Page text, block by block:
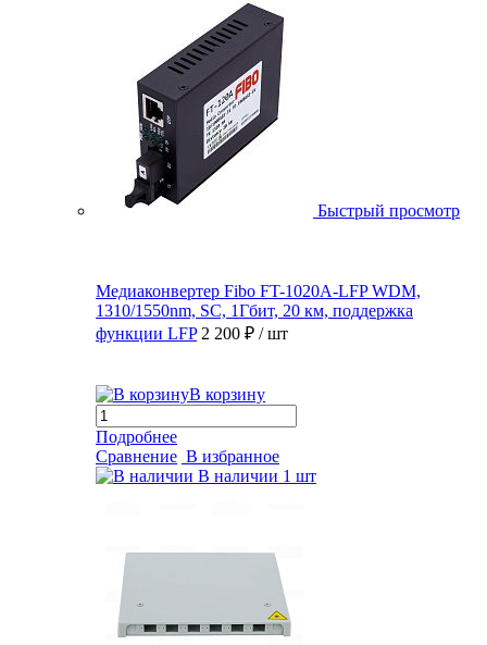
Быстрый просмотр
Медиаконвертер Fibo FT-1020A-LFP WDM,
1310/1550nm, SC, 1Гбит, 20 км, поддержка
функции LFP 2 200 ₽ / шт
В корзину
Подробнее
Сравнение В избранное
В наличии 1 шт